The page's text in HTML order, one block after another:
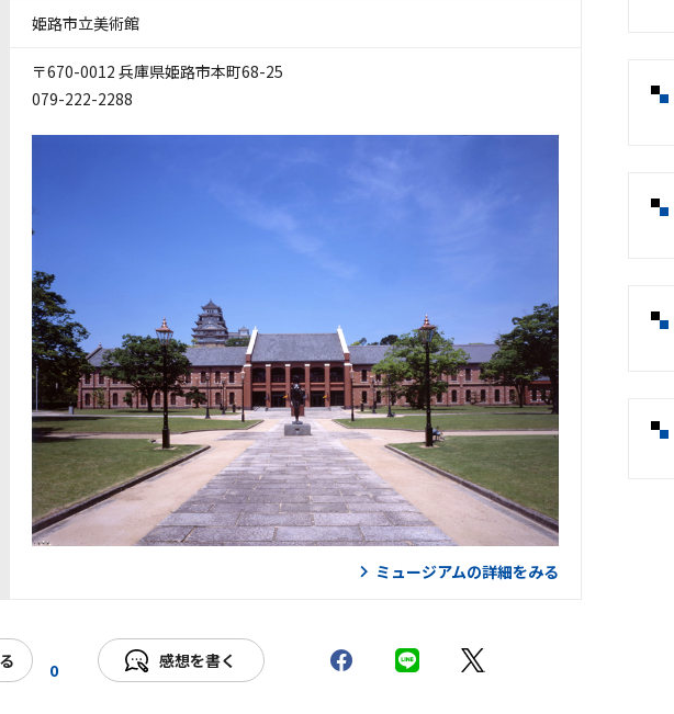
姫路市立美術館
〒670-0012 兵庫県姫路市本町68-25
079-222-2288
ミュージアムの詳細をみる
0 感想を書く